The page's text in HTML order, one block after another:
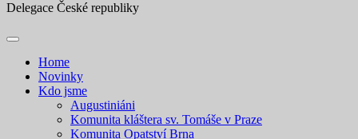
Delegace České republiky
Home
Novinky
Kdo jsme
Augustiniáni
Komunita kláštera sv. Tomáše v Praze
Komunita Opatství Brna